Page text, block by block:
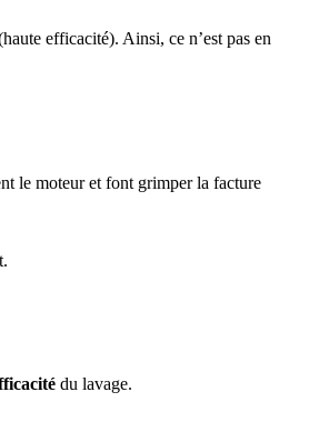
efficacité). Ainsi, ce n’est pas en
le moteur et font grimper la facture
du lavage.